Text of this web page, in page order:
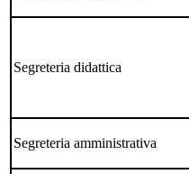
Segreteria didattica
Segreteria amministrativa